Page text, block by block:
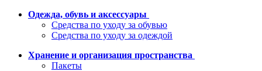
Одежда, обувь и аксессуары
Средства по уходу за обувью
Средства по уходу за одеждой
Хранение и организация пространства
Пакеты